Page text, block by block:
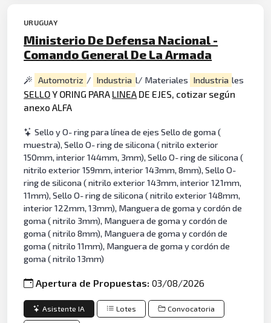
URUGUAY
Ministerio De Defensa Nacional -
Comando General De La Armada
Automotriz / Industria l/ Materiales Industria les
SELLOY ORING PARA LINEA DE EJES, cotizar según
anexo ALFA
Sello y O- ring para línea de ejes Sello de goma (
muestra), Sello O- ring de silicona ( nitrilo exterior
150mm, interior 144mm, 3mm), Sello O- ring de silicona (
nitrilo exterior 159mm, interior 143mm, 8mm), Sello O-
ring de silicona ( nitrilo exterior 143mm, interior 121mm,
11mm), Sello O- ring de silicona ( nitrilo exterior 148mm,
interior 122mm, 13mm), Manguera de goma y cordón de
goma ( nitrilo 3mm), Manguera de goma y cordón de
goma ( nitrilo 8mm), Manguera de goma y cordón de
goma ( nitrilo 11mm), Manguera de goma y cordón de
goma ( nitrilo 13mm)
Apertura de Propuestas:03/08/2026
Asistente IA Lotes Convocatoria